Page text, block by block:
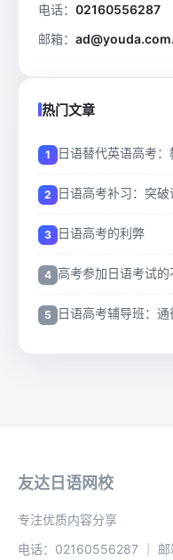
电话： 02160556287
邮箱：
热门文章
日语替代英语高考
日语高考补习：突
日语高考的利弊
高考参加日语考试
日语高考辅导班：
友达日语网校
专注优质内容分享
电话：02160556287 ｜